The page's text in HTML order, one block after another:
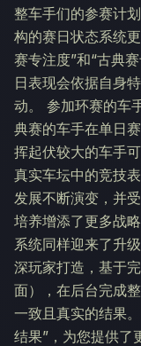
整车手们的参赛计
构的赛日状态系统
赛专注度”和“古典
日表现会依据自身
动。 参加环赛的车
典赛的车手在单日
挥起伏较大的车手
真实车坛中的竞技
发展不断演变，并
培养增添了更多战
系统同样迎来了升
深玩家打造，基于
面），在后台完成
一致且真实的结果
结果”，为您提供了